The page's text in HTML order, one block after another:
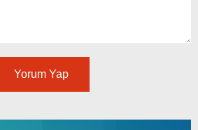
Yorum Yap